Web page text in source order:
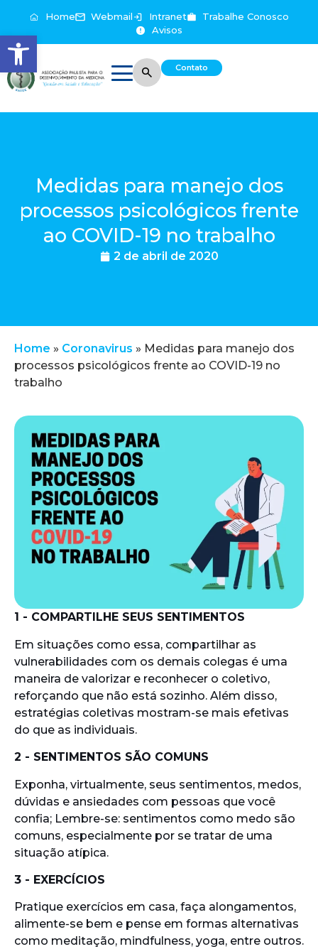
Abrir a barra de ferramentas
Home Webmail Intranet
Trabalhe Conosco
Avisos
Contato
Medidas para manejo dos
processos psicológicos frente
ao COVID-19 no trabalho
2 de abril de 2020
Home » Coronavirus » Medidas para manejo dos
processos psicológicos frente ao COVID-19 no
trabalho
1 - COMPARTILHE SEUS SENTIMENTOS
Em situações como essa, compartilhar as
vulnerabilidades com os demais colegas é uma
maneira de valorizar e reconhecer o coletivo,
reforçando que não está sozinho. Além disso,
estratégias coletivas mostram-se mais efetivas
do que as individuais.
2 - SENTIMENTOS SÃO COMUNS
Exponha, virtualmente, seus sentimentos, medos,
dúvidas e ansiedades com pessoas que você
confia; Lembre-se: sentimentos como medo são
comuns, especialmente por se tratar de uma
situação atípica.
3 - EXERCÍCIOS
Pratique exercícios em casa, faça alongamentos,
alimente-se bem e pense em formas alternativas
como meditação, mindfulness, yoga, entre outros.